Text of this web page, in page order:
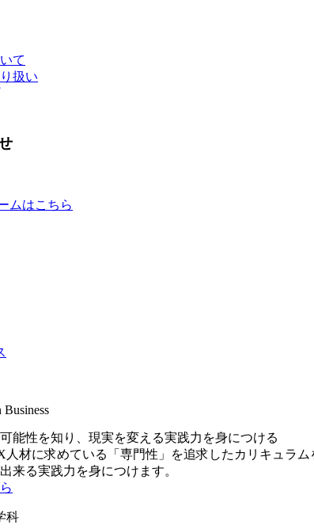
て
扱い
ムはこちら
能性を知り、現実を変える実践力を身につける
人材に求めている「専門性」を追求したカリキュラ
来る実践力を身につけます。
科